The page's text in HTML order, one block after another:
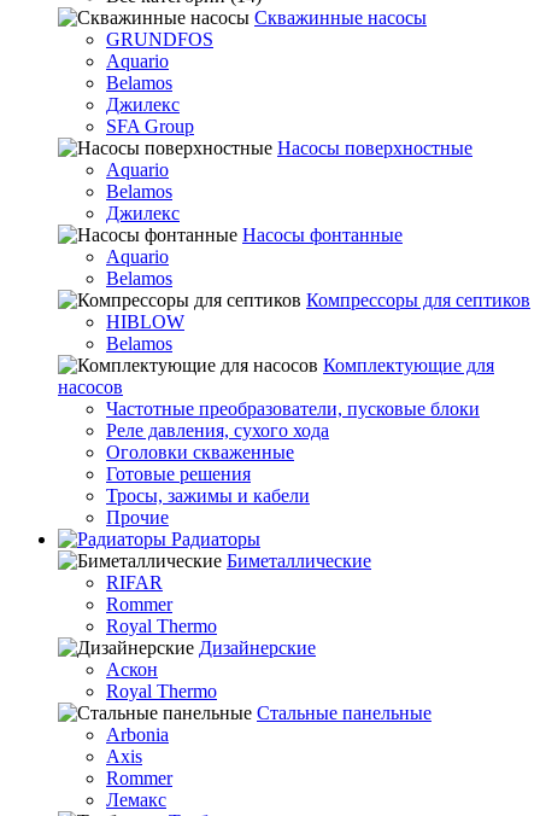
Скважинные насосы
GRUNDFOS
Aquario
Belamos
Джилекс
SFA Group
Насосы поверхностные
Aquario
Belamos
Джилекс
Насосы фонтанные
Aquario
Belamos
Компрессоры для септиков
HIBLOW
Belamos
Комплектующие для
насосов
Частотные преобразователи, пусковые блоки
Реле давления, сухого хода
Оголовки скваженные
Готовые решения
Тросы, зажимы и кабели
Прочие
Радиаторы
Биметаллические
RIFAR
Rommer
Royal Thermo
Дизайнерские
Аскон
Royal Thermo
Стальные панельные
Arbonia
Axis
Rommer
Лемакс